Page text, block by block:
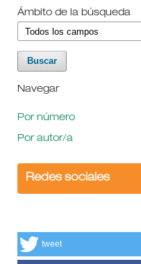
Ámbito de la búsqueda
Navegar
Por número
Por autor/a
Redes sociales
tweet